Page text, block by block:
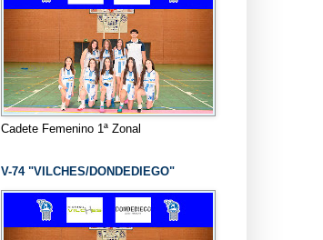
Cadete Femenino 1ª Zonal
V-74 "VILCHES/DONDEDIEGO"